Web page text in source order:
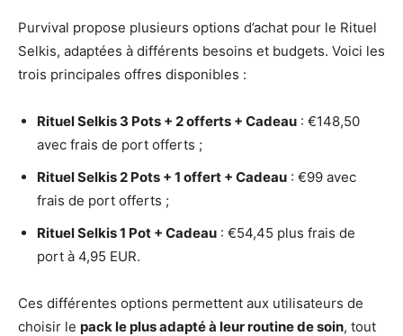
Purvival propose plusieurs options d’achat pour le Rituel
Selkis, adaptées à différents besoins et budgets. Voici les
trois principales offres disponibles :
Rituel Selkis 3 Pots + 2 offerts + Cadeau : €148,50
avec frais de port offerts ;
Rituel Selkis 2 Pots + 1 offert + Cadeau : €99 avec
frais de port offerts ;
Rituel Selkis 1 Pot + Cadeau : €54,45 plus frais de
port à 4,95 EUR.
Ces différentes options permettent aux utilisateurs de
choisir le pack le plus adapté à leur routine de soin, tout